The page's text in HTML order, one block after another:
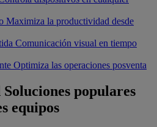
Maximiza la productividad desde
Comunicación visual en tiempo
Optimiza las operaciones posventa
Soluciones populares
equipos